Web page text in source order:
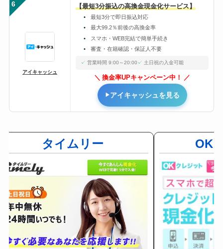
6
アイキャッシュ
【最短3分振込の高換金現金化サービス】
最短3分で即日振込対応
最大99.2％前後の高換金率
スマホ・WEB完結で簡単手続き
審査・在籍確認・保証人不要
営業時間 9:00～20:00 土日祝の入金可能
換金率UPキャンペーン中！
アイキャッシュを見る
タイムリー OK